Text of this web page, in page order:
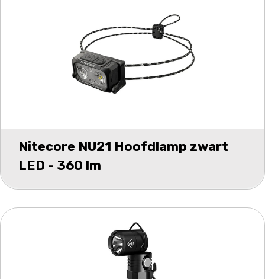
Nitecore NU21 Hoofdlamp zwart
LED - 360 lm